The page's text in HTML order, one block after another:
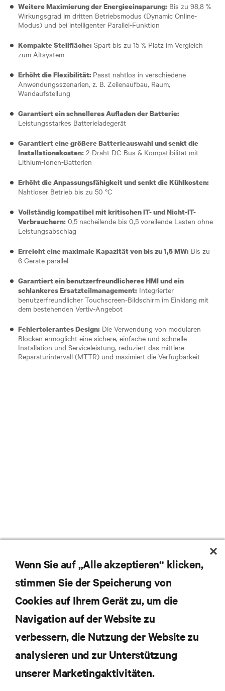
Weitere Maximierung der Energieeinsparung: Bis zu 98,8 %
Wirkungsgrad im dritten Betriebsmodus (Dynamic Online-
Modus) und bei intelligenter Parallel-Funktion
Kompakte Stellfläche: Spart bis zu 15 % Platz im Vergleich
zum Altsystem
Erhöht die Flexibilität: Passt nahtlos in verschiedene
Anwendungsszenarien, z. B. Zeilenaufbau, Raum,
Wandaufstellung
Garantiert ein schnelleres Aufladen der Batterie:
Leistungsstarkes Batterieladegerät
Garantiert eine größere Batterieauswahl und senkt die
Installationskosten: 2-Draht DC-Bus & Kompatibilität mit
Lithium-Ionen-Batterien
Erhöht die Anpassungsfähigkeit und senkt die Kühlkosten:
Nahtloser Betrieb bis zu 50 °C
Vollständig kompatibel mit kritischen IT- und Nicht-IT-
Verbrauchern: 0,5 nacheilende bis 0,5 voreilende Lasten ohne
Leistungsabschlag
Erreicht eine maximale Kapazität von bis zu 1,5 MW: Bis zu
6 Geräte parallel
Garantiert ein benutzerfreundlicheres HMI und ein
schlankeres Ersatzteilmanagement: Integrierter
benutzerfreundlicher Touchscreen-Bildschirm im Einklang mit
dem bestehenden Vertiv-Angebot
Fehlertolerantes Design: Die Verwendung von modularen
Blöcken ermöglicht eine sichere, einfache und schnelle
Installation und Serviceleistung, reduziert das mittlere
Reparaturintervall (MTTR) und maximiert die Verfügbarkeit
Abonnieren Sie unseren Newsletter und erhalten
die neuesten Technologietrends
Themen der Branche, mit aktuellen Diskussionen
und Einblicken von Experten in das
Rechenzentrums- und Infrastrukturmanagement.
Wenn Sie auf „Alle akzeptieren“ klicken,
stimmen Sie der Speicherung von
Cookies auf Ihrem Gerät zu, um die
Navigation auf der Website zu
verbessern, die Nutzung der Website zu
analysieren und zur Unterstützung
unserer Marketingaktivitäten.